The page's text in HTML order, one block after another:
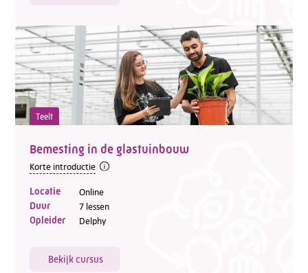
Teelt
Bemesting in de glastuinbouw
Korte introductie
Locatie Online
Duur 7 lessen
Opleider Delphy
Bekijk cursus